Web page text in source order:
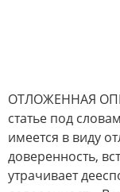
ОТЛОЖЕННАЯ
статье под
имеется в виду
доверенность,
утрачивает